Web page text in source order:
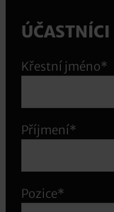
ÚČASTNÍCI
Křestní jméno*
Příjmení*
Pozice*